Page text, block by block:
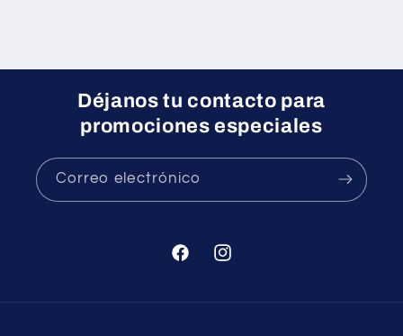
Déjanos tu contacto para
promociones especiales
Correo electrónico
FacebookInstagram